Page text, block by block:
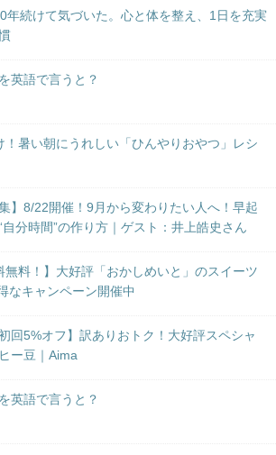
年続けて気づいた。心と体を整え、1日を充実
英語で言うと？
！暑い朝にうれしい「ひんやりおやつ」レシ
集】8/22開催！9月から変わりたい人へ！早起
自分時間”の作り方｜ゲスト：井上皓史さん
無料！】大好評「おかしめいと」のスイーツ
なキャンペーン開催中
初回5%オフ】訳ありおトク！大好評スペシャ
ー豆｜Aima
英語で言うと？